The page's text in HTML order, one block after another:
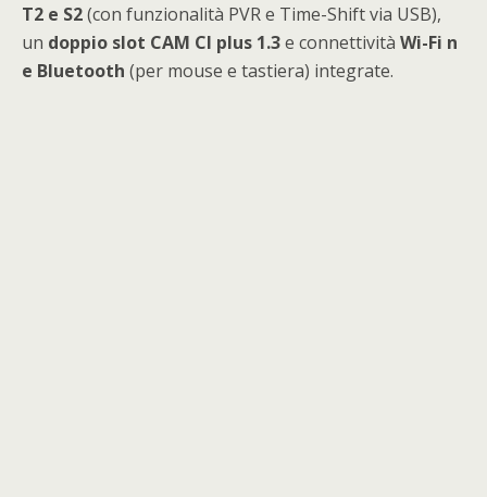
T2 e S2(con funzionalità PVR e Time-Shift via USB),
un doppio slot CAM CI plus 1.3e connettività Wi-Fi n
e Bluetooth (per mouse e tastiera) integrate.